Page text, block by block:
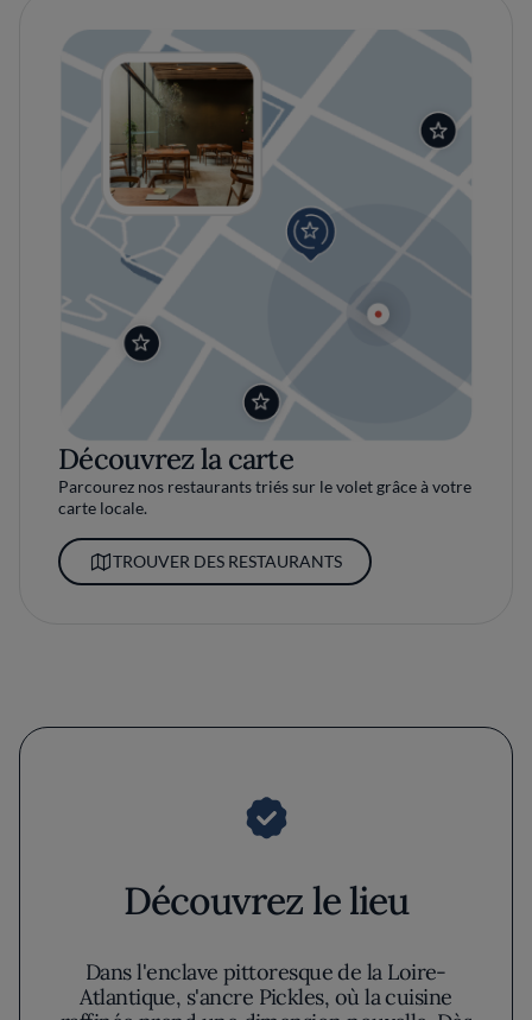
Découvrez la carte
Parcourez nos restaurants triés sur le volet grâce à votre
carte locale.
TROUVER DES RESTAURANTS
Découvrez le lieu
Dans l'enclave pittoresque de la Loire-
Atlantique, s'ancre Pickles, où la cuisine